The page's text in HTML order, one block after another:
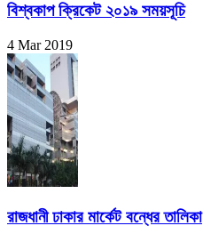
বিশ্বকাপ ক্রিকেট ২০১৯ সময়সূচি
4 Mar 2019
রাজধানী ঢাকার মার্কেট বন্ধের তালিকা